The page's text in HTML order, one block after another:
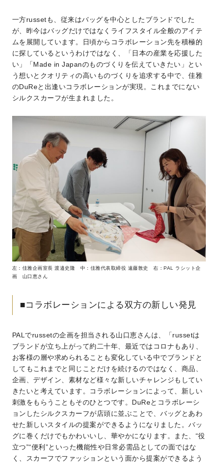
一方russetも、従来はバッグを中心としたブランドでした
が、昨今はバッグだけではなくライフスタイル全般のアイテ
ムを展開しています。日頃からコラボレーション先を積極的
に探しているというわけではなく、「日本の産業を応援した
い」「Made in Japanのものづくりを伝えていきたい」とい
う想いとクオリティの高いものづくりを追求する中で、佳雅
のDuReと出逢いコラボレーションが実現。これまでにない
シルクスカーフが生まれました。
左：佳雅企画室長 渡邉史隆 中：佳雅代表取締役 遠藤敦史 右：PAL ラシット企
画 山口恵さん
■コラボレーションによる双方の新しい発見
PALでrussetの企画を担当される山口恵さんは、「russetは
ブランドが立ち上がって約二十年、最近ではコロナもあり、
お客様の層や求められることも変化している中でブランドと
してもこれまでと同じことだけを続けるのではなく、商品、
企画、デザイン、素材など様々な新しいチャレンジもしてい
きたいと考えています。コラボレーションによって、新しい
刺激をもらうこともそのひとつです。DuReとコラボレーシ
ョンしたシルクスカーフが店頭に並ぶことで、バッグとあわ
せた新しいスタイルの提案ができるようになりました。バッ
グに巻くだけでもかわいいし、華やかになります。また、“役
立つ”“便利”といった機能性や日常必需品としての面ではな
く、スカーフでファッションという面から提案ができるよう